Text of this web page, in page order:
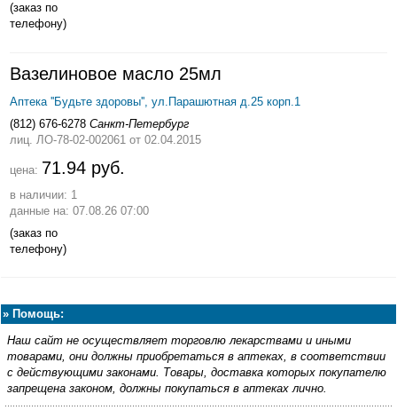
(заказ по
телефону)
Вазелиновое масло 25мл
Аптека ''Будьте здоровы'', ул.Парашютная д.25 корп.1
(812) 676-6278 Санкт-Петербург
лиц. ЛО-78-02-002061 от 02.04.2015
цена: 71.94 руб.
в наличии: 1
данные на: 07.08.26 07:00
(заказ по
телефону)
» Помощь:
Наш сайт не осуществляет торговлю лекарствами и иными
товарами, они должны приобретаться в аптеках, в соответствии
с действующими законами. Товары, доставка которых покупателю
запрещена законом, должны покупаться в аптеках лично.